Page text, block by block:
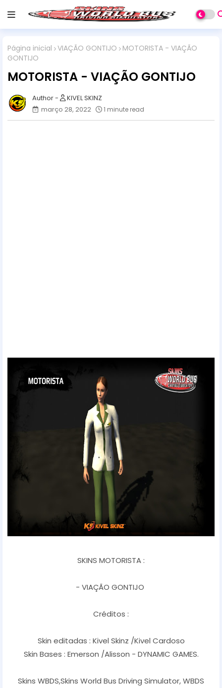
Página inicial VIAÇÃO GONTIJO
MOTORISTA - VIAÇÃO
GONTIJO
MOTORISTA - VIAÇÃO GONTIJO
KIVEL SKINZ
março 28, 2022
1 minute read
SKINS MOTORISTA :
- VIAÇÃO GONTIJO
Créditos :
Skin editadas : Kivel Skinz /Kivel Cardoso
Skin Bases : Emerson /Alisson - DYNAMIC GAMES.
Skins WBDS,Skins World Bus Driving Simulator, WBDS